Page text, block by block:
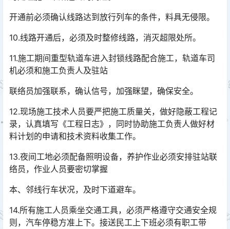
开通前必须确认线路达到放行列车的条件，料具无侵限。
10.线路开通后，必须及时整修线路，消灭超限处所。
11.施工期间重型轨道车进入封锁线路配合施工，轨道车司
机必须和施工负责人及驻站
联络员加强联系，确认信号，加强眯望，确保安全。
12.现场施工技术人员要严把施工质量关，做好隐蔽工程记
录，认真填写《工程日志》，同时协助施工负责人做好材
料计划的申请和技术资料收集工作。
13.夜间工地必须配备照明设备，养护作业必须安排驻站联
络员，作业人员要密切掌握
本、邻线行车状况，及时下道避车。
14.所有施工人员乘坐交通工具，必须严格遵守交通安全规
则，汽车停稳方准上下。接送民工上下班必须有职工带